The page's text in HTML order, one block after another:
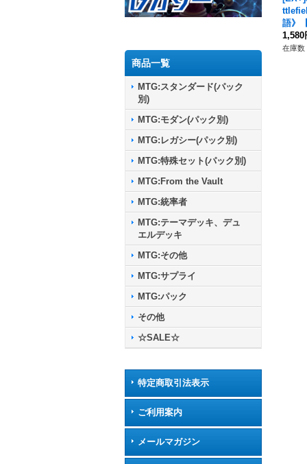
商品一覧
MTG:スタンダード(パック
別)
MTG:モダン(パック別)
MTG:レガシー(パック別)
MTG:特殊セット(パック別)
MTG:From the Vault
MTG:統率者
MTG:テーマデッキ、デュ
エルデッキ
MTG:その他
MTG:サプライ
MTG:パック
その他
☆SALE☆
特定商取引法表示
ご利用案内
メールマガジン
語》
1,580
在庫数